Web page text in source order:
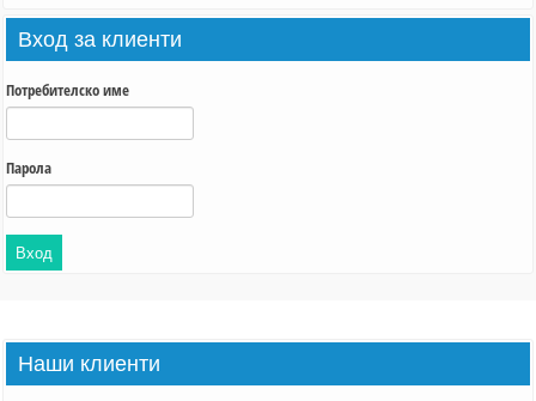
Вход за клиенти
Потребителско име
Парола
Наши клиенти